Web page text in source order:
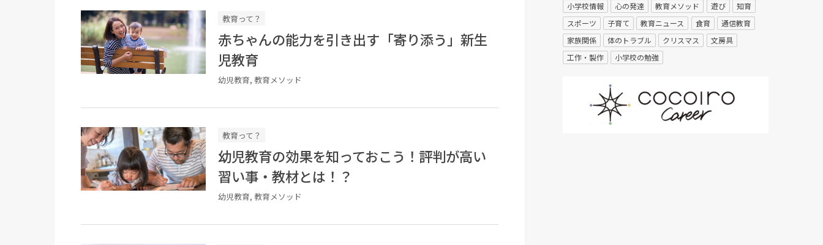
教育って？
赤ちゃんの能力を引き出す「寄り添う」新生
児教育
幼児教育, 教育メソッド
教育って？
幼児教育の効果を知っておこう！評判が高い
習い事・教材とは！？
幼児教育, 教育メソッド
小学校情報
心の発達 教育メソッド 遊び
知育
スポーツ
子育て 教育ニュース 食育
通信教育
家族関係
体のトラブル クリスマス
文房具
工作・製作
小学校の勉強